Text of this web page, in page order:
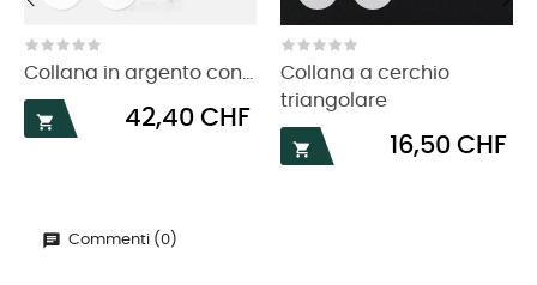
Collana in argento con...

Prezzo
42,40 CHF
Collana a cerchio
triangolare

Prezzo
16,50 CHF
‹
Commenti (0)